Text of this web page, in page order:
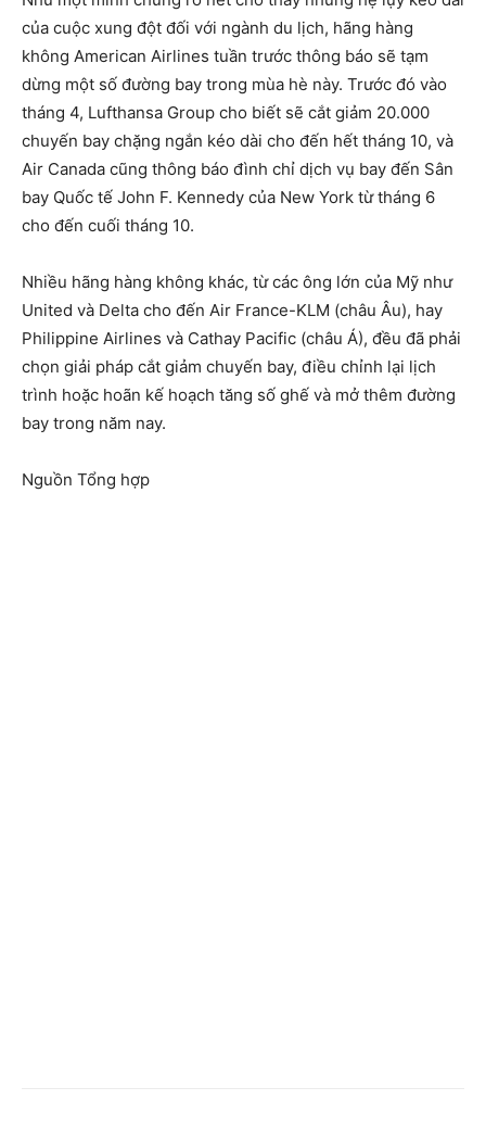
của cuộc xung đột đối với ngành du lịch, hãng hàng
không American Airlines tuần trước thông báo sẽ tạm
dừng một số đường bay trong mùa hè này. Trước đó vào
tháng 4, Lufthansa Group cho biết sẽ cắt giảm 20.000
chuyến bay chặng ngắn kéo dài cho đến hết tháng 10, và
Air Canada cũng thông báo đình chỉ dịch vụ bay đến Sân
bay Quốc tế John F. Kennedy của New York từ tháng 6
cho đến cuối tháng 10.
Nhiều hãng hàng không khác, từ các ông lớn của Mỹ như
United và Delta cho đến Air France-KLM (châu Âu), hay
Philippine Airlines và Cathay Pacific (châu Á), đều đã phải
chọn giải pháp cắt giảm chuyến bay, điều chỉnh lại lịch
trình hoặc hoãn kế hoạch tăng số ghế và mở thêm đường
bay trong năm nay.
Nguồn Tổng hợp